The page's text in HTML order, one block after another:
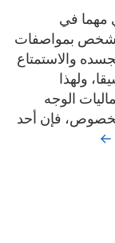
مهما في
بمواصفات
والاستمتاع
ولهذا
الوجه
فإن أحد
كيفيّة